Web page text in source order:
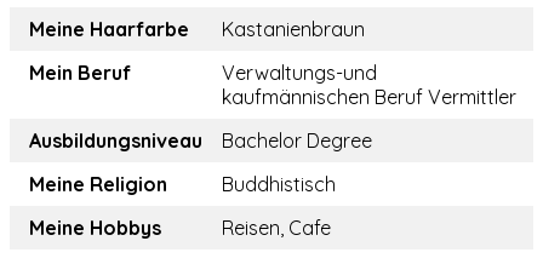
Meine Haarfarbe
Kastanienbraun
Mein Beruf
Verwaltungs-und
kaufmännischen Beruf Vermittler
Ausbildungsniveau
Bachelor Degree
Meine Religion
Buddhistisch
Meine Hobbys
Reisen, Cafe